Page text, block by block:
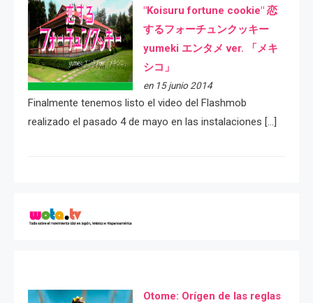
"Koisuru fortune cookie" 恋
するフォーチュンクッキー
yumeki エンタメ ver. 「メキ
シコ」
en 15 junio 2014
Finalmente tenemos listo el video del Flashmob
realizado el pasado 4 de mayo en las instalaciones […]
Otome: Orígen de las reglas